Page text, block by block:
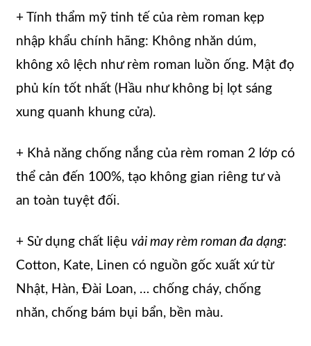
+ Tính thẩm mỹ tinh tế của rèm roman kẹp
nhập khẩu chính hãng: Không nhăn dúm,
không xô lệch như rèm roman luồn ống. Mật đọ
phủ kín tốt nhất (Hầu như không bị lọt sáng
xung quanh khung cửa).
+ Khả năng chống nắng của rèm roman 2 lớp có
thể cản đến 100%, tạo không gian riêng tư và
an toàn tuyệt đối.
+ Sử dụng chất liệu vải may rèm roman đa dạng:
Cotton, Kate, Linen có nguồn gốc xuất xứ từ
Nhật, Hàn, Đài Loan, … chống cháy, chống
nhăn, chống bám bụi bẩn, bền màu.